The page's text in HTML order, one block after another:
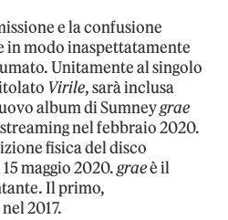
e la confusione
in modo inaspettatamente
Unitamente al singolo
Virile, sarà inclusa
album di Sumneygrae
nel febbraio 2020.
fisica del disco
maggio 2020.graeè il
Il primo,
2017.